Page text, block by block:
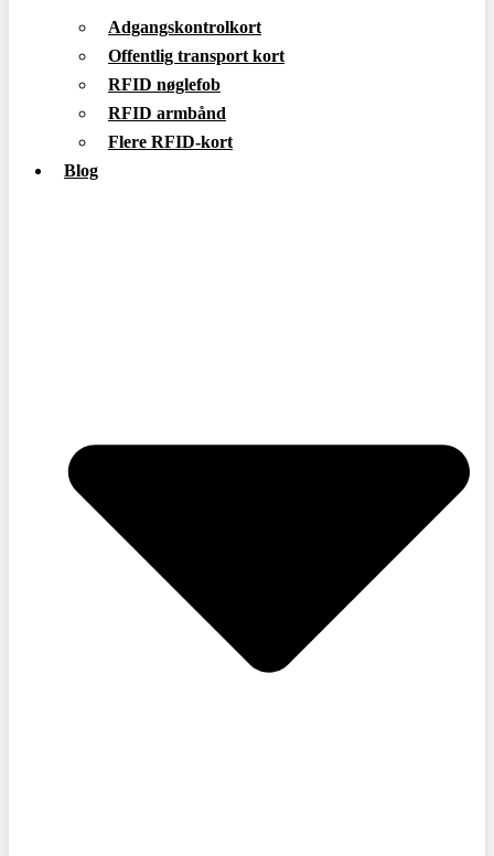
Adgangskontrolkort
Offentlig transport kort
RFID nøglefob
RFID armbånd
Flere RFID-kort
Blog